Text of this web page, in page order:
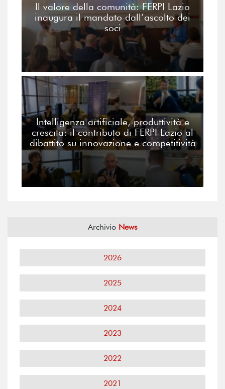
Il valore della comunità: FERPI Lazio
inaugura il mandato dall’ascolto dei
soci
Intelligenza artificiale, produttività e
crescita: il contributo di FERPI Lazio al
dibattito su innovazione e competitività
Archivio News
2026
2025
2024
2023
2022
2021